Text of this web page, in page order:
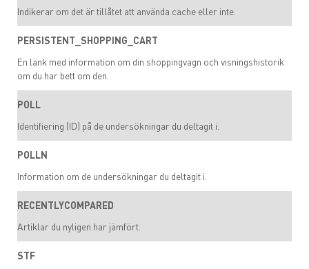
Indikerar om det är tillåtet att använda cache eller inte.
PERSISTENT_SHOPPING_CART
En länk med information om din shoppingvagn och visningshistorik
om du har bett om den.
POLL
Identifiering (ID) på de undersökningar du deltagit i.
POLLN
Information om de undersökningar du deltagit i.
RECENTLYCOMPARED
Artiklar du nyligen har jämfört.
STF